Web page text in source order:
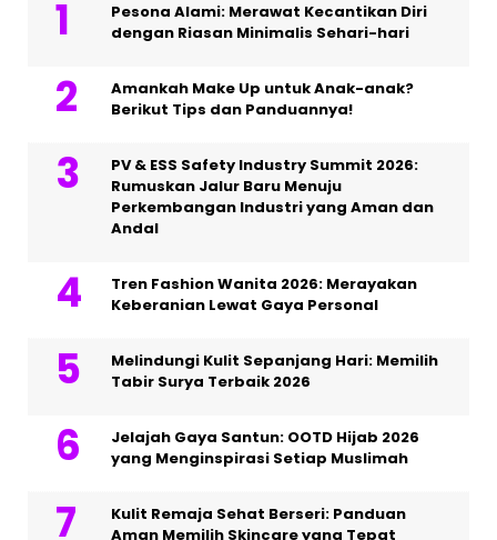
Pesona Alami: Merawat Kecantikan Diri
dengan Riasan Minimalis Sehari-hari
Amankah Make Up untuk Anak-anak?
Berikut Tips dan Panduannya!
PV & ESS Safety Industry Summit 2026:
Rumuskan Jalur Baru Menuju
Perkembangan Industri yang Aman dan
Andal
Tren Fashion Wanita 2026: Merayakan
Keberanian Lewat Gaya Personal
Melindungi Kulit Sepanjang Hari: Memilih
Tabir Surya Terbaik 2026
Jelajah Gaya Santun: OOTD Hijab 2026
yang Menginspirasi Setiap Muslimah
Kulit Remaja Sehat Berseri: Panduan
Aman Memilih Skincare yang Tepat